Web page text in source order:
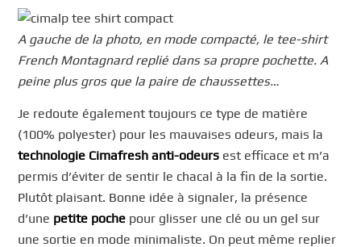
A gauche de la photo, en mode compacté, le tee-shirt
French Montagnard replié dans sa propre pochette. A
peine plus gros que la paire de chaussettes…
Je redoute également toujours ce type de matière
(100% polyester) pour les mauvaises odeurs, mais la
technologie Cimafresh anti-odeurs est efficace et m’a
permis d’éviter de sentir le chacal à la fin de la sortie.
Plutôt plaisant. Bonne idée à signaler, la présence
d’une petite poche pour glisser une clé ou un gel sur
une sortie en mode minimaliste. On peut même replier